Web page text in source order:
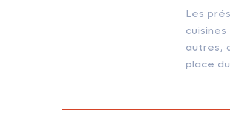
Les
autres,
place